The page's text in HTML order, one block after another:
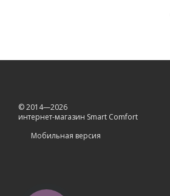
© 2014—2026
интернет-магазин Smart Comfort
Мобильная версия